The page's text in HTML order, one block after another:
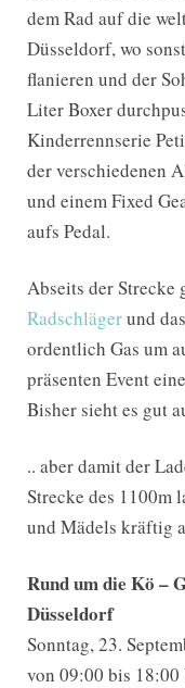
dem Rad auf die
Düsseldorf, wo
flanieren und der
Liter Boxer
Kinderrennserie
der verschiedenen
und einem Fixed
aufs Pedal.
Abseits der Strecke
Radschlägerund
ordentlich Gas um
präsenten Event
Bisher sieht es gut
.. aber damit der
Strecke des 1100m
und Mädels kräftig
Rund um die Kö –
Düsseldorf
Sonntag, 23.
von 09:00 bis 18:00